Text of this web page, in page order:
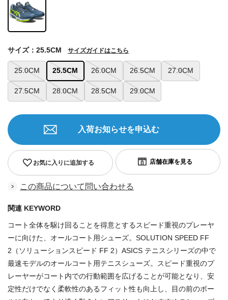
25.0CM 25.5CM 26.0CM 26.5CM 27.0CM
27.5CM 28.0CM 28.5CM 29.0CM
サイズ：25.5CM サイズガイドはこちら
お気に入りに追加する
入荷お知らせを申込む
この商品について問い合わせる
関連 KEYWORD
コート全体を駆け回ることを得意とするスピード重視のプレーヤ
ーに向けた、オールコート用シューズ。SOLUTION SPEED FF
2（ソリューションスピード FF 2）ASICS テニスシリーズの中で
最速モデルのオールコート用テニスシューズ。スピード重視のプ
レーヤーがコート内での行動範囲を広げることが可能となり、安
定性だけでなく柔軟性のあるフィット性も向上し、目の前のボー